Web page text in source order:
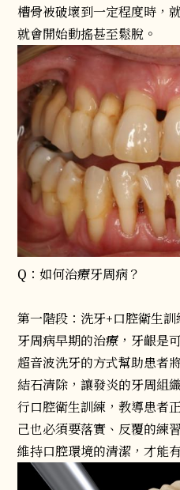
槽骨被破壞到一定程度時，
就會開始動搖甚至鬆脫。
Q：如何治療牙周病？
第一階段：洗牙+口腔衛生訓
牙周病早期的治療，牙齦是
超音波洗牙的方式幫助患者
結石清除，讓發炎的牙周組
行口腔衛生訓練，教導患者
己也必須要落實、反覆的練
維持口腔環境的清潔，才能